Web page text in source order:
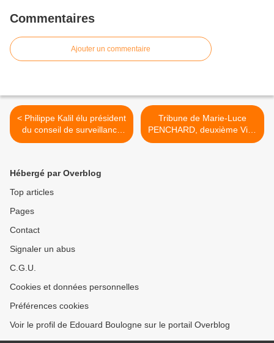
Commentaires
Ajouter un commentaire
< Philippe Kalil élu président
du conseil de surveillance
de Guadeloupe Port
Tribune de Marie-Luce
PENCHARD, deuxième Vice
Présidente du Conseil
Hébergé par Overblog
Top articles
Pages
Contact
Signaler un abus
C.G.U.
Cookies et données personnelles
Préférences cookies
Voir le profil de Edouard Boulogne sur le portail Overblog